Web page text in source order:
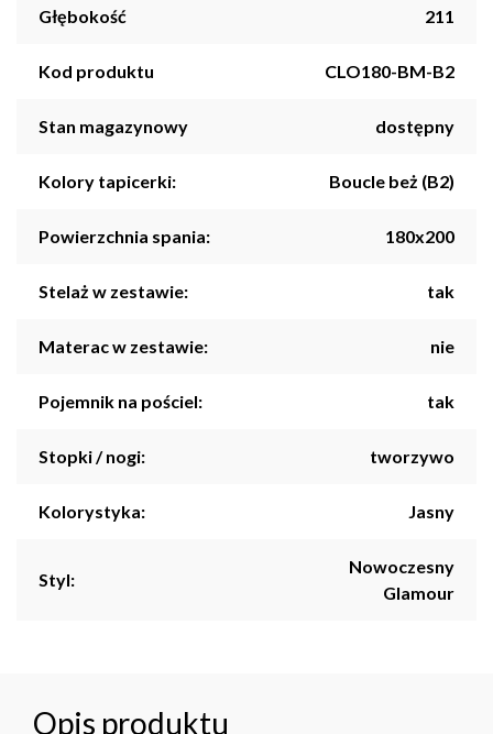
Głębokość 211
Kod produktu CLO180-BM-B2
Stan magazynowy dostępny
Kolory tapicerki: Boucle beż (B2)
Powierzchnia spania: 180x200
Stelaż w zestawie: tak
Materac w zestawie: nie
Pojemnik na pościel: tak
Stopki / nogi: tworzywo
Kolorystyka: Jasny
Styl:
Nowoczesny
Glamour
Opis produktu